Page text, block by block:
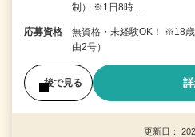
制） ※1日8時…
応募資格
無資格・未経験OK！ ※18
由2号）
後で見る
更新日：